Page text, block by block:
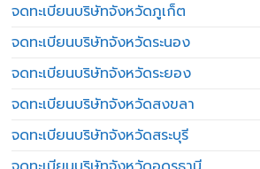
จดทะเบียนบริษัทจังหวัดภูเก็ต
จดทะเบียนบริษัทจังหวัดระนอง
จดทะเบียนบริษัทจังหวัดระยอง
จดทะเบียนบริษัทจังหวัดสงขลา
จดทะเบียนบริษัทจังหวัดสระบุรี